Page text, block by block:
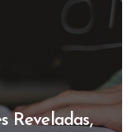
Reveladas,